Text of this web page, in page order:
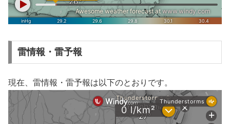
雷情報・雷予報
現在、雷情報・雷予報は以下のとおりです。